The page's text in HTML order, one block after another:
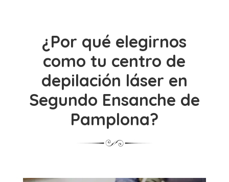
¿Por qué elegirnos
como tu centro de
depilación láser en
Segundo Ensanche de
Pamplona?